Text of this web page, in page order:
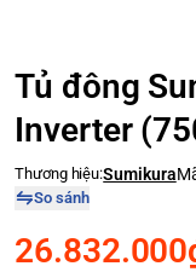
Tủ đông
Inverter
Thương hiệu:Sumikura
So sánh